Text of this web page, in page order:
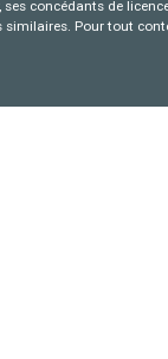
concédants de
Pour tout